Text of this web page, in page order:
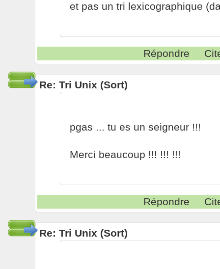
et pas un tri lexicographique
Répondre
Re: Tri Unix (Sort)
pgas ... tu es un seigneur !!!
Merci beaucoup !!! !!! !!!
Répondre
Re: Tri Unix (Sort)